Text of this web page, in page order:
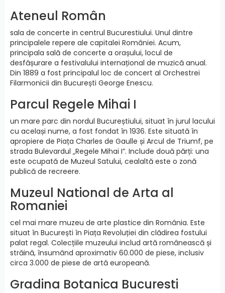
Ateneul Român
sala de concerte in centrul Bucurestiului. Unul dintre
principalele repere ale capitalei României. Acum,
principala sală de concerte a orașului, locul de
desfășurare a festivalului internațional de muzică anual.
Din 1889 a fost principalul loc de concert al Orchestrei
Filarmonicii din București George Enescu.
Parcul Regele Mihai I
un mare parc din nordul Bucureștiului, situat în jurul lacului
cu același nume, a fost fondat în 1936. Este situată în
apropiere de Piața Charles de Gaulle și Arcul de Triumf, pe
strada Bulevardul „Regele Mihai I”. Include două părți: una
este ocupată de Muzeul Satului, cealaltă este o zonă
publică de recreere.
Muzeul National de Arta al
Romaniei
cel mai mare muzeu de arte plastice din România. Este
situat în București în Piața Revoluției din clădirea fostului
palat regal. Colecțiile muzeului includ artă românească și
străină, însumând aproximativ 60.000 de piese, inclusiv
circa 3.000 de piese de artă europeană.
Gradina Botanica Bucuresti